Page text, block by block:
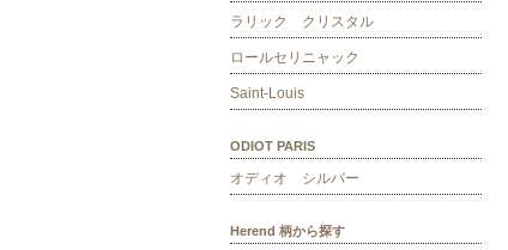
ラリック クリスタル
ロールセリニャック
Saint-Louis
ODIOT PARIS
オディオ シルバー
Herend 柄から探す